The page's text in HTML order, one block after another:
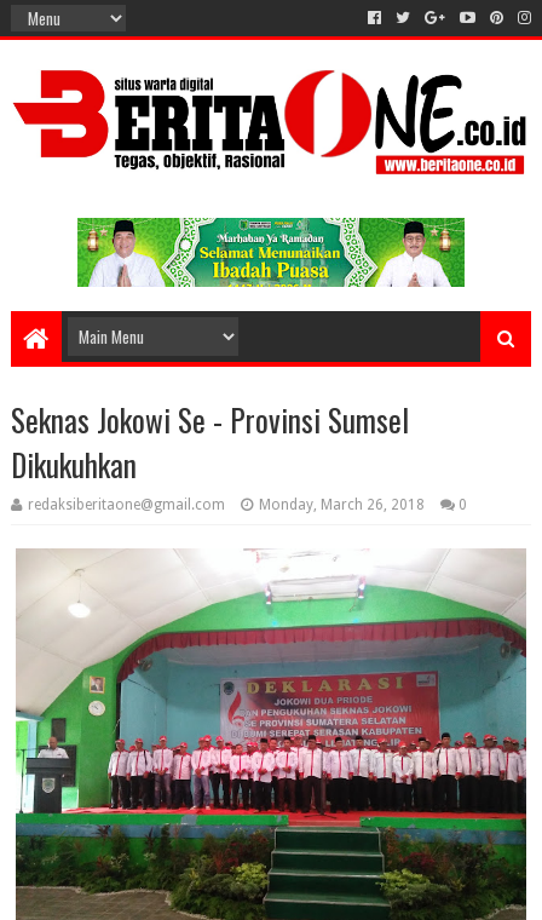
Seknas Jokowi Se - Provinsi Sumsel
Dikukuhkan
redaksiberitaone@gmail.com Monday, March 26, 2018 0